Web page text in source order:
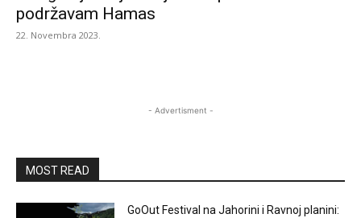
podržavam Hamas
22. Novembra 2023.
- Advertisment -
MOST READ
GoOut Festival na Jahorini i Ravnoj planini: